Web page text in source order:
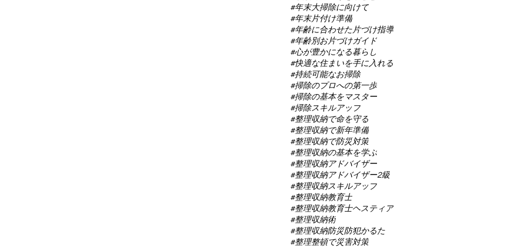
#年末大掃除に向けて
#年末片付け準備
#年齢に合わせた片づけ指導
#年齢別お片づけガイド
#心が豊かになる暮らし
#快適な住まいを手に入れる
#持続可能なお掃除
#掃除のプロへの第一歩
#掃除の基本をマスター
#掃除スキルアップ
#整理収納で命を守る
#整理収納で新年準備
#整理収納で防災対策
#整理収納の基本を学ぶ
#整理収納アドバイザー
#整理収納アドバイザー2級
#整理収納スキルアップ
#整理収納教育士
#整理収納教育士ヘスティア
#整理収納術
#整理収納防災防犯かるた
#整理整頓で災害対策